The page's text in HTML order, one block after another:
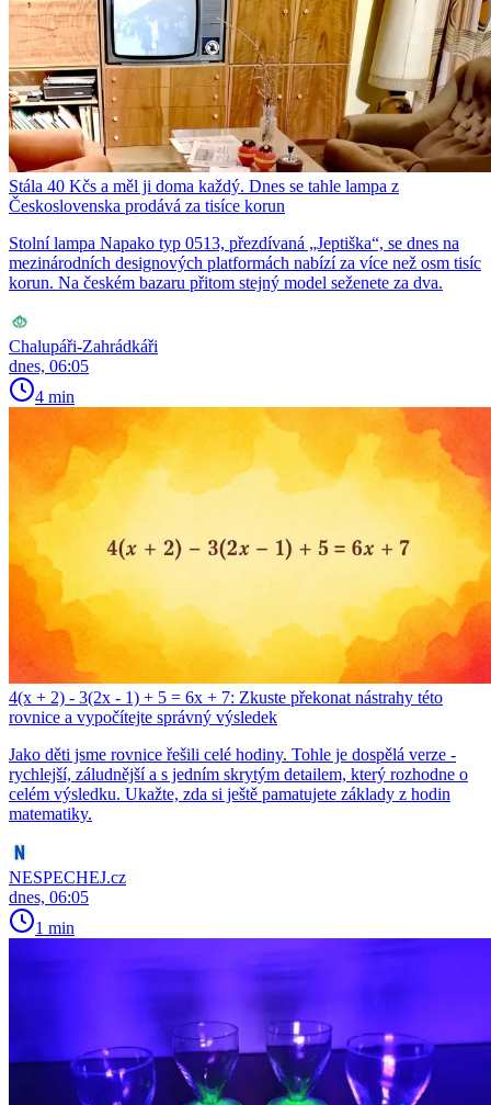
Stála 40 Kčs a měl ji doma každý. Dnes se tahle lampa z
Československa prodává za tisíce korun
Stolní lampa Napako typ 0513, přezdívaná „Jeptiška“, se dnes na
mezinárodních designových platformách nabízí za více než osm tisíc
korun. Na českém bazaru přitom stejný model seženete za dva.
Chalupáři-Zahrádkáři
dnes, 06:05
4 min
4(x + 2) - 3(2x - 1) + 5 = 6x + 7: Zkuste překonat nástrahy této
rovnice a vypočítejte správný výsledek
Jako děti jsme rovnice řešili celé hodiny. Tohle je dospělá verze -
rychlejší, záludnější a s jedním skrytým detailem, který rozhodne o
celém výsledku. Ukažte, zda si ještě pamatujete základy z hodin
matematiky.
NESPECHEJ.cz
dnes, 06:05
1 min